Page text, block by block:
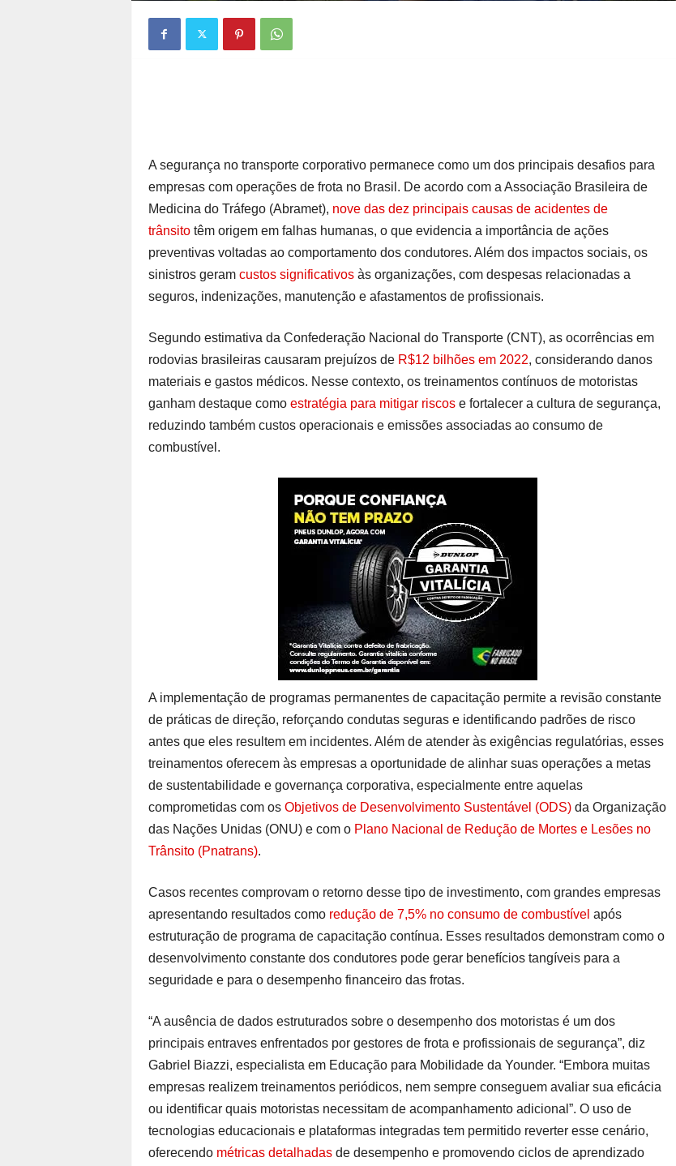
A segurança no transporte corporativo permanece como um dos principais desafios para
empresas com operações de frota no Brasil. De acordo com a Associação Brasileira de
Medicina do Tráfego (Abramet), nove das dez principais causas de acidentes de
trânsitotêm origem em falhas humanas, o que evidencia a importância de ações
preventivas voltadas ao comportamento dos condutores. Além dos impactos sociais, os
sinistros geram custos significativosàs organizações, com despesas relacionadas a
seguros, indenizações, manutenção e afastamentos de profissionais.
Segundo estimativa da Confederação Nacional do Transporte (CNT), as ocorrências em
rodovias brasileiras causaram prejuízos de R$12 bilhões em 2022, considerando danos
materiais e gastos médicos. Nesse contexto, os treinamentos contínuos de motoristas
ganham destaque como estratégia para mitigar riscose fortalecer a cultura de segurança,
reduzindo também custos operacionais e emissões associadas ao consumo de
combustível.
A implementação de programas permanentes de capacitação permite a revisão constante
de práticas de direção, reforçando condutas seguras e identificando padrões de risco
antes que eles resultem em incidentes. Além de atender às exigências regulatórias, esses
treinamentos oferecem às empresas a oportunidade de alinhar suas operações a metas
de sustentabilidade e governança corporativa, especialmente entre aquelas
comprometidas com os Objetivos de Desenvolvimento Sustentável (ODS)da Organização
das Nações Unidas (ONU) e com o Plano Nacional de Redução de Mortes e Lesões no
Trânsito (Pnatrans).
Casos recentes comprovam o retorno desse tipo de investimento, com grandes empresas
apresentando resultados como redução de 7,5% no consumo de combustível após
estruturação de programa de capacitação contínua. Esses resultados demonstram como o
desenvolvimento constante dos condutores pode gerar benefícios tangíveis para a
seguridade e para o desempenho financeiro das frotas.
“A ausência de dados estruturados sobre o desempenho dos motoristas é um dos
principais entraves enfrentados por gestores de frota e profissionais de segurança”, diz
Gabriel Biazzi, especialista em Educação para Mobilidade da Younder. “Embora muitas
empresas realizem treinamentos periódicos, nem sempre conseguem avaliar sua eficácia
ou identificar quais motoristas necessitam de acompanhamento adicional”. O uso de
tecnologias educacionais e plataformas integradas tem permitido reverter esse cenário,
oferecendo métricas detalhadasde desempenho e promovendo ciclos de aprendizado